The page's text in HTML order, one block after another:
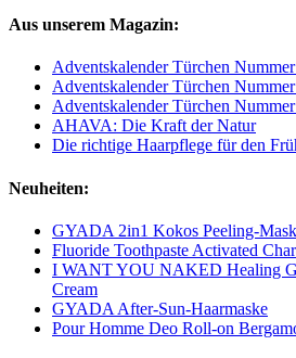
Aus unserem Magazin:
Adventskalender Türchen
Adventskalender Türchen
Adventskalender Türchen Nummer
AHAVA: Die Kraft der Natur
Die richtige Haarpflege für den
Neuheiten:
GYADA 2in1 Kokos Peeling-
Fluoride Toothpaste Activated
I WANT YOU NAKED Healing
Cream
GYADA After-Sun-Haarmaske
Pour Homme Deo Roll-on